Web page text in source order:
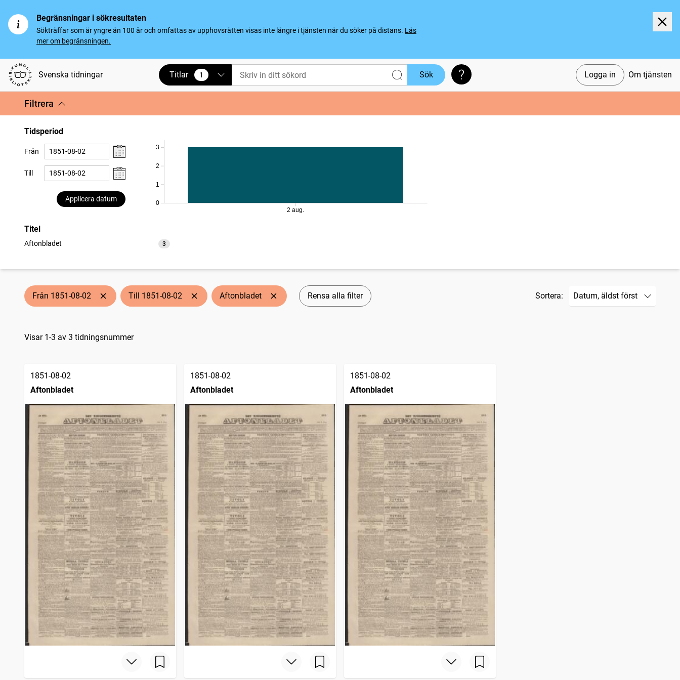
Begränsningar i sökresultaten
Sökträffar som är yngre än 100 år och omfattas av upphovsrätten visas inte längre i tjänsten när du söker på distans. Läs
mer om begränsningen.
Svenska tidningar Logga in Om tjänsten
Titlar 1
vald Sök Söktips
Filtrera
Tidsperiod
Från
Till
Applicera datum
0
1
2
3
2 aug.
Titel
Aftonbladet 3
träffar
Från 1851-08-02 Till 1851-08-02 Aftonbladet Rensa alla filter Sortera:
Sökresultat
Visar 1-3 av 3 tidningsnummer
1851-08-02
Aftonbladet
1851-08-02
Aftonbladet
1851-08-02
Aftonbladet